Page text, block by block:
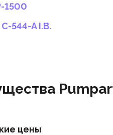
1500
544-A I.B.
цены